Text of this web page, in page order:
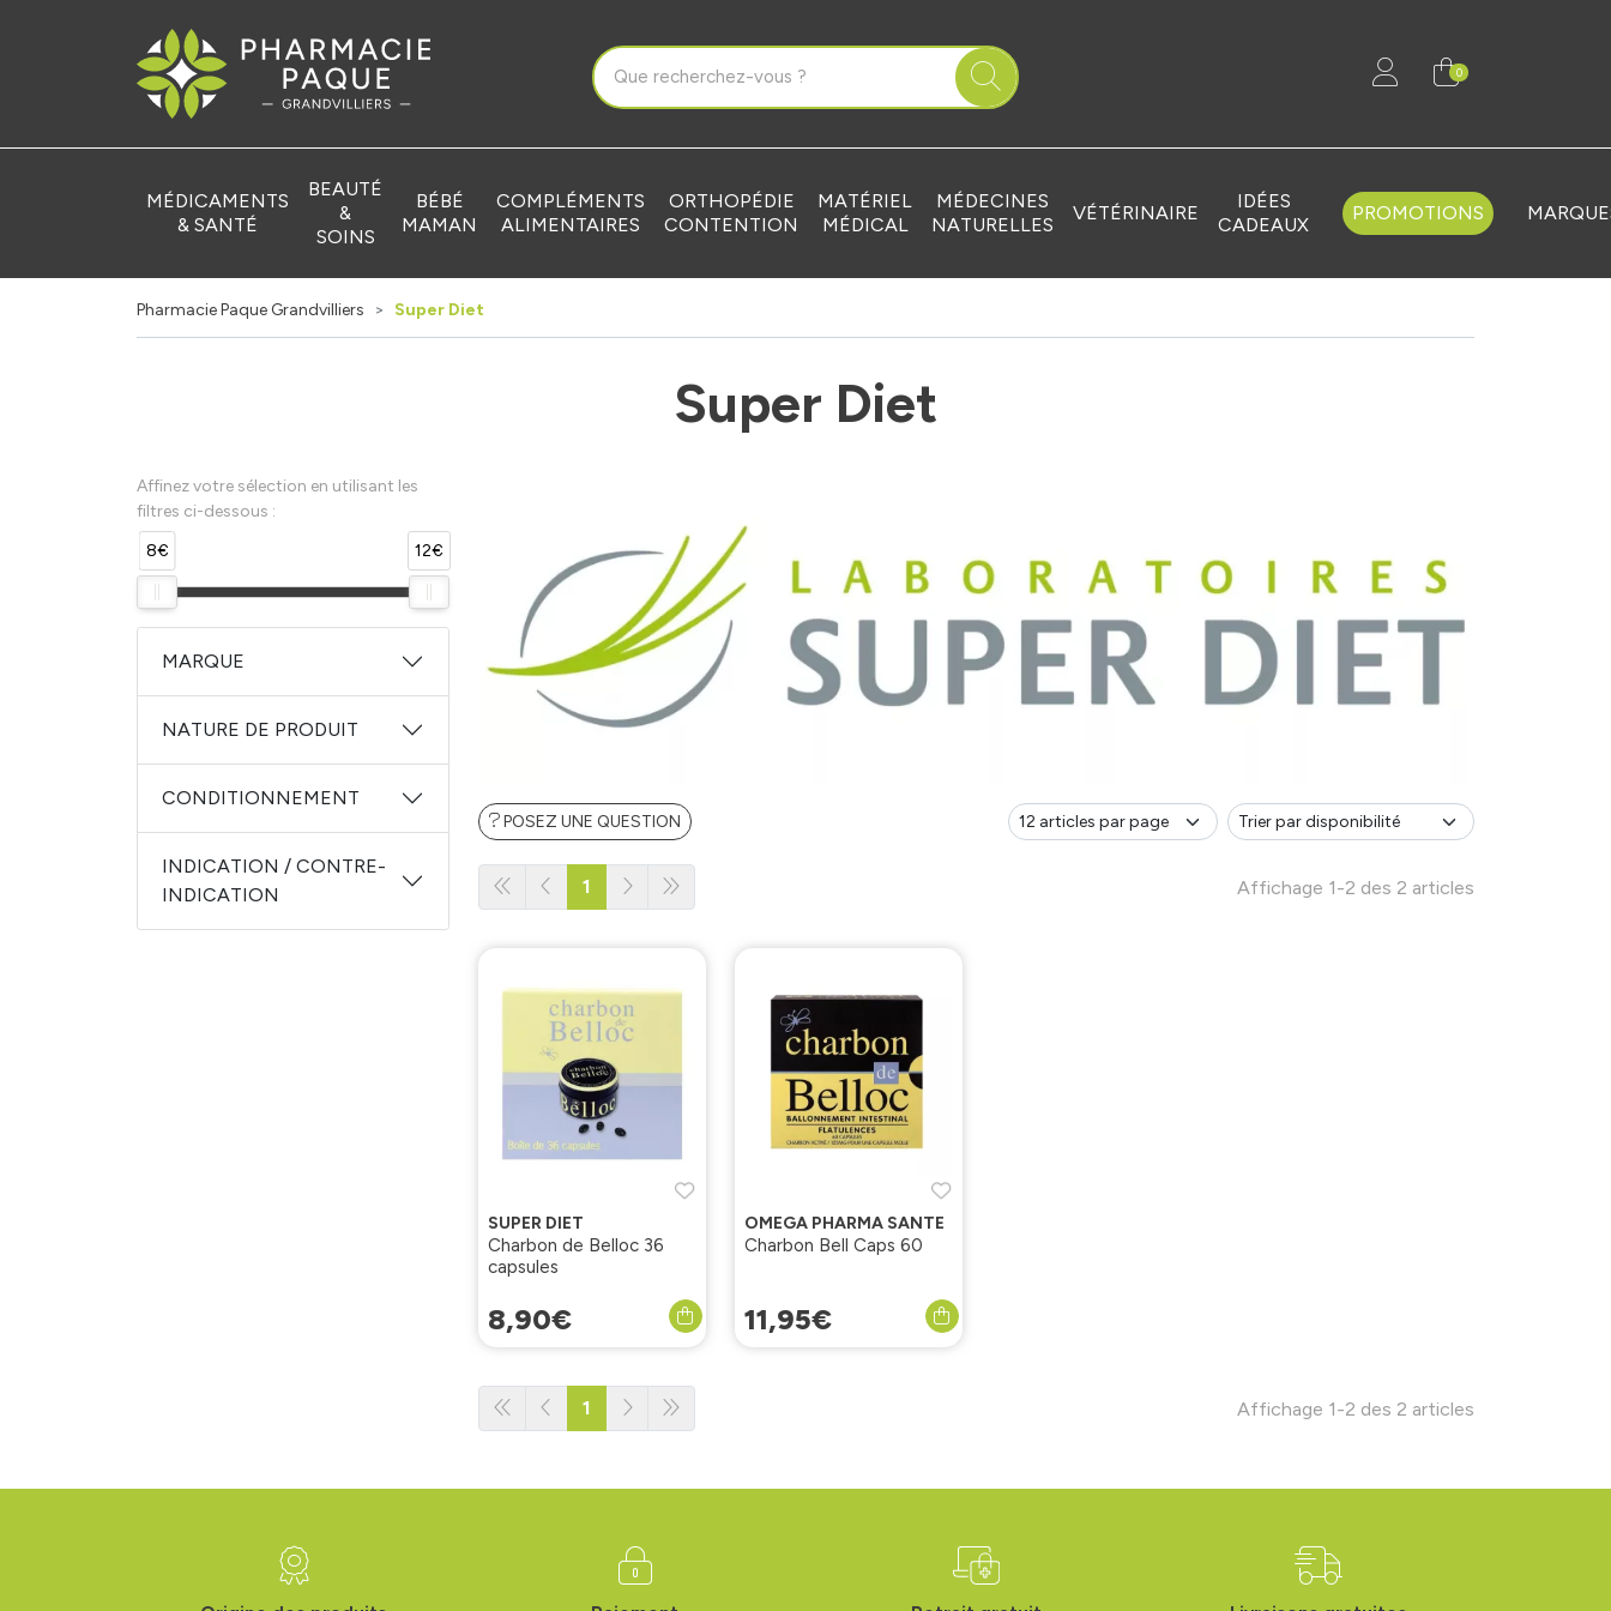
Pharmacie Paque Grandvilliers Votre pharmacie en ligne à votre service
0
MÉDICAMENTS
& SANTÉ
BEAUTÉ
&
SOINS
BÉBÉ
MAMAN
COMPLÉMENTS
ALIMENTAIRES
ORTHOPÉDIE
CONTENTION
MATÉRIEL
MÉDICAL
MÉDECINES
NATURELLES
VÉTÉRINAIRE
IDÉES
CADEAUX
PROMOTIONS
Pharmacie Paque Grandvilliers Super Diet
Super Diet
POSEZ UNE QUESTION
Affichage 1-2 des 2 articles
1
SUPER DIET
Charbon de Belloc 36
capsules
8,90€
OMEGA PHARMA SANTE
Charbon Bell Caps 60
11,95€
Affichage 1-2 des 2 articles
1
Affinez votre sélection en utilisant les
filtres ci-dessous :
8€
12€
MARQUE
NATURE DE PRODUIT
CONDITIONNEMENT
INDICATION / CONTRE-
INDICATION